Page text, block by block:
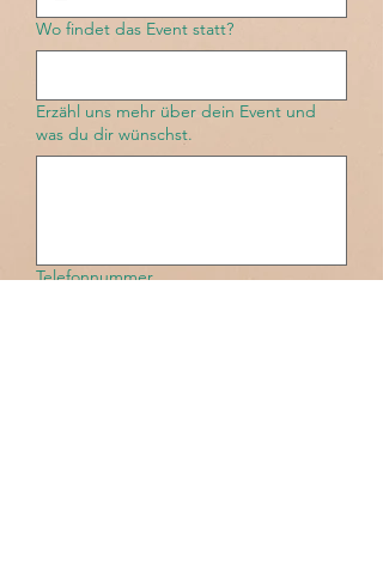
Wo findet das Event statt?
Erzähl uns mehr über dein Event und
was du dir wünschst.
Telefonnummer